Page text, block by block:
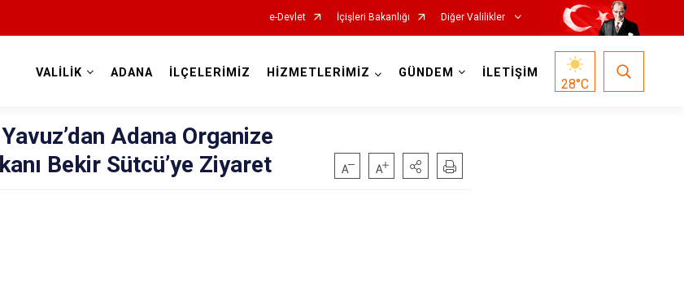
e-Devlet İçişleri Bakanlığı Diğer Valilikler
VALİLİK ADANA İLÇELERİMİZ HİZMETLERİMİZ GÜNDEM İLETİŞİM
28°C
Adana Organize
Bekir Sütcü’ye Ziyaret